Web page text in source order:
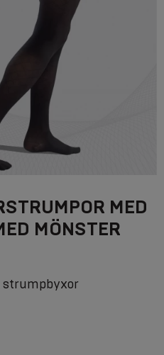
MED
MÖNSTER
strumpbyxor